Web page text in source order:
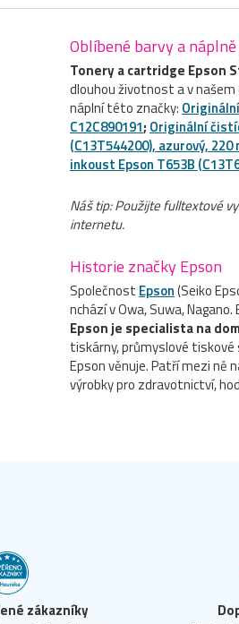
Oblíbené barvy a
Tonery a cartridge Epson
dlouhou životnost a v našem
náplní této značky:
C12C890191; Originální
(C13T544200), azurový, 220
inkoust Epson T653B
Náš tip: Použijte fulltextové
internetu.
Historie značky Epson
Společnost Epson(Seiko
nchází v Owa, Suwa,
Epson je specialista na
tiskárny, průmyslové
Epson věnuje. Patří mezi ně
výrobky pro zdravotnictví,
zákazníky